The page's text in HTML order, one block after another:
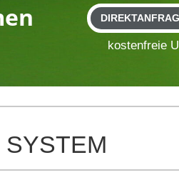
kos­ten­freie